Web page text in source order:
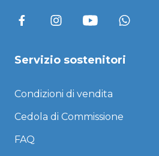
Servizio sostenitori
Condizioni di vendita
Cedola di Commissione
FAQ